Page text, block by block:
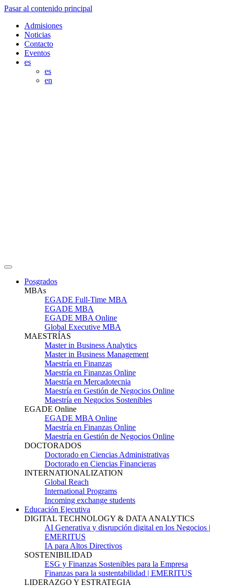
Pasar al contenido principal
Admisiones
Noticias
Contacto
Eventos
es
es
en
Posgrados
MBAs
EGADE Full-Time MBA
EGADE MBA
EGADE MBA Online
Global Executive MBA
MAESTRÍAS
Master in Business Analytics
Master in Business Management
Maestría en Finanzas
Maestría en Finanzas Online
Maestría en Mercadotecnia
Maestría en Gestión de Negocios Online
Maestría en Negocios Sostenibles
EGADE Online
EGADE MBA Online
Maestría en Finanzas Online
Maestría en Gestión de Negocios Online
DOCTORADOS
Doctorado en Ciencias Administrativas
Doctorado en Ciencias Financieras
INTERNATIONALIZATION
Global Reach
International Programs
Incoming exchange students
Educación Ejecutiva
DIGITAL TECHNOLOGY & DATA ANALYTICS
AI Generativa y disrupción digital en los Negocios |
EMERITUS
IA para Altos Directivos
SOSTENIBILIDAD
ESG y Finanzas Sostenibles para la Empresa
Finanzas para la sustentabilidad | EMERITUS
LIDERAZGO Y ESTRATEGIA